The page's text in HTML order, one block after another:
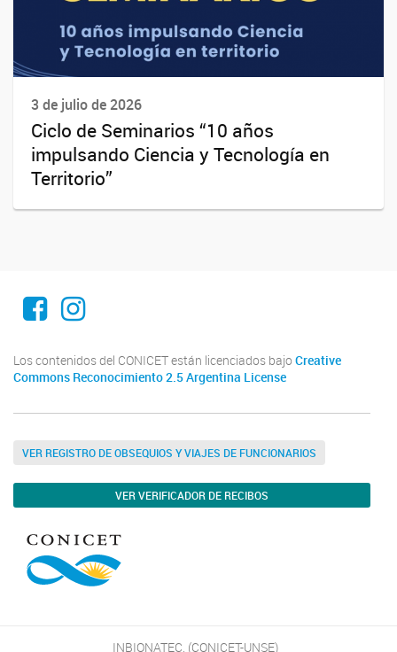
3 de julio de 2026
Ciclo de Seminarios “10 años
impulsando Ciencia y Tecnología en
Territorio”
El INBIONATEC en Facebook
El INBIONATEC en Instagram
Los contenidos del CONICET están licenciados bajo Creative
Commons Reconocimiento 2.5 Argentina License
VER REGISTRO DE OBSEQUIOS Y VIAJES DE FUNCIONARIOS
VER VERIFICADOR DE RECIBOS
INBIONATEC, (CONICET-UNSE)